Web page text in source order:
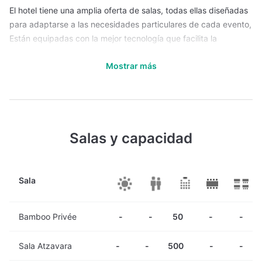
El hotel tiene una amplia oferta de salas, todas ellas diseñadas
para adaptarse a las necesidades particulares de cada evento,
Están equipadas con la mejor tecnología que facilita la
videoconferencias con una excelente conectividad que
El hotel ofreceservicios de catering personalizadosy pone a
asegurarse de que cada detalle tenga la máxima calidad.
sus áreas al aire libre hacen que el Hotel Atzavara sea una
opción única para la organización de eventos de empresa: un
Mostrar más
Salas y capacidad
Sala
Bamboo Privée - - 50 - -
Sala Atzavara - - 500 - -